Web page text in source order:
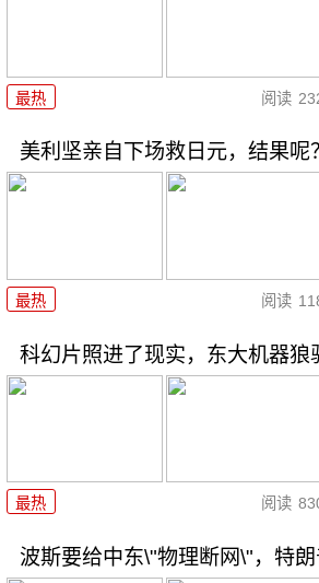
最热 阅读
美利坚亲自下场救日元，结果呢
最热 阅读
科幻片照进了现实，东大机器狼
最热 阅读
波斯要给中东\"物理断网\"，特朗